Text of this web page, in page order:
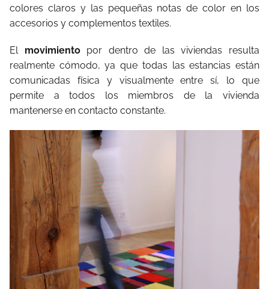
colores claros y las pequeñas notas de color en los
accesorios y complementos textiles.
El movimiento por dentro de las viviendas resulta
realmente cómodo, ya que todas las estancias están
comunicadas física y visualmente entre sí, lo que
permite a todos los miembros de la vivienda
mantenerse en contacto constante.